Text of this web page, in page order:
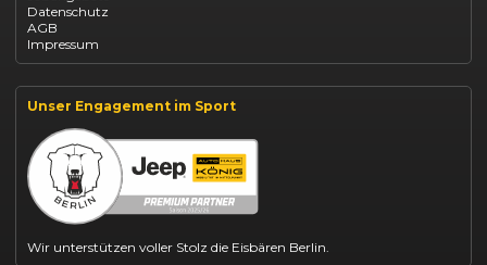
Dacia Sandero kaufen
Dacia Jogger leasen
Jeep Compass leasen
Jeep Renegade finanzieren
Suzuki Swift finanzieren
BYD Dolphin finanzieren
Kia Ceed finanzieren
Kia Sportage leasen
Mazda CX-30 finanzieren
Citroën C3 leasen
Datenschutz
AGB
Impressum
Unser Engagement im Sport
Wir unterstützen voller Stolz die Eisbären Berlin.